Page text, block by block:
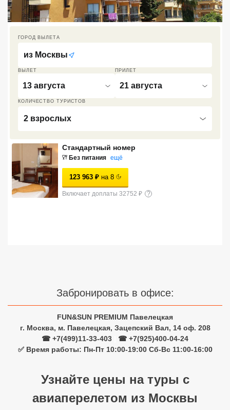
ВЫЛЕТ
13 августа
ПРИЛЕТ
21 августа
КОЛИЧЕСТВО ТУРИСТОВ
2 взрослых
ГОРОД ВЫЛЕТА
из Москвы
Стандартный номер
Без питания ещё
123 963 ₽ на 8
Включает доплаты 32752 ₽ ?
Забронировать в офисе:
FUN&SUN PREMIUM Павелецкая
г. Москва, м. Павелецкая, Зацепский Вал, 14 оф. 208
☎ +7(499)11-33-403
☎ +7(925)400-04-24
✅ Время работы: Пн-Пт 10:00-19:00 Сб-Вс 11:00-16:00
Узнайте цены на туры с
авиаперелетом из Москвы
Экскурсионные туры
Лучшие отели 3* звезды
Недорогие отели 3*
звезды
Сетевые отели Вьетнама
Сетевые отели Бали
Сетевые отели Сейшел